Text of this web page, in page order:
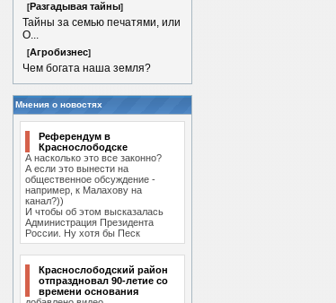
[Разгадывая тайны]
Тайны за семью печатями, или
О...
[Агробизнес]
Чем богата наша земля?
Мнения о новостях
Референдум в
Краснослободске
А насколько это все законно?
А если это вынести на
общественное обсуждение -
например, к Малахову на
канал?))
И чтобы об этом высказалась
Администрация Президента
России. Ну хотя бы Песк
Краснослободский район
отпраздновал 90-летие со
времени основания